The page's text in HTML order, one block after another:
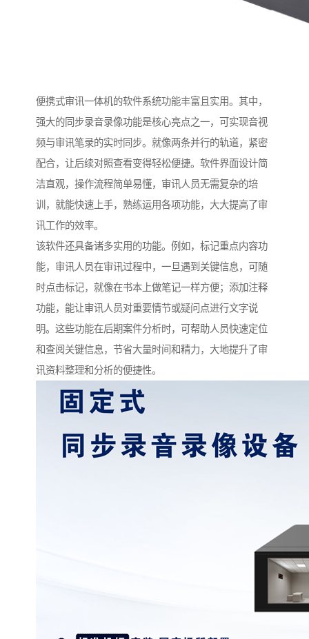
便携式审讯一体机的软件系统功能丰富且实用。其中，
强大的同步录音录像功能是核心亮点之一，可实现音视
频与审讯笔录的实时同步。就像两条并行的轨道，紧密
配合，让后续对照查看变得轻松便捷。软件界面设计简
洁直观，操作流程简单易懂，审讯人员无需复杂的培
训，就能快速上手，熟练运用各项功能，大大提高了审
讯工作的效率。​
该软件还具备诸多实用的功能。例如，标记重点内容功
能，审讯人员在审讯过程中，一旦遇到关键信息，可随
时点击标记，就像在书本上做笔记一样方便；添加注释
功能，能让审讯人员对重要情节或疑问点进行文字说
明。这些功能在后期案件分析时，可帮助人员快速定位
和查阅关键信息，节省大量时间和精力，大地提升了审
讯资料整理和分析的便捷性。​